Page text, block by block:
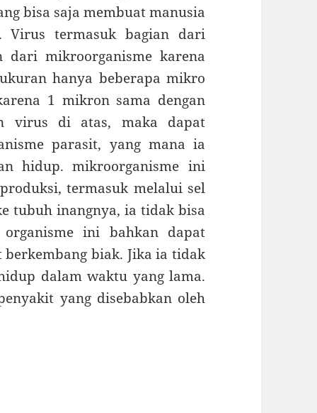
bisa saja membuat manusia
termasuk bagian dari
dari mikroorganisme karena
hanya beberapa mikro
1 mikron sama dengan
virus di atas, maka dapat
parasit, yang mana ia
hidup. mikroorganisme ini
termasuk melalui sel
tubuh inangnya, ia tidak bisa
ini bahkan dapat
biak. Jika ia tidak
dalam waktu yang lama.
yang disebabkan oleh